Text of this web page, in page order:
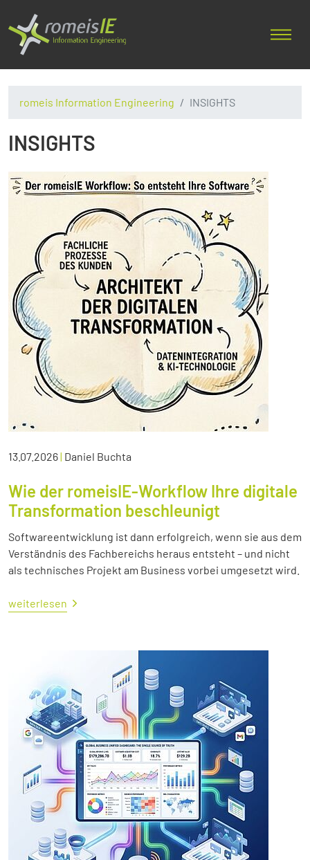
romeis Information Engineering INSIGHTS
INSIGHTS
13.07.2026| Daniel Buchta
Wie der romeisIE-Workflow Ihre digitale
Transformation beschleunigt
Softwareentwicklung ist dann erfolgreich, wenn sie aus dem
Verständnis des Fachbereichs heraus entsteht – und nicht
als technisches Projekt am Business vorbei umgesetzt wird.
weiterlesen